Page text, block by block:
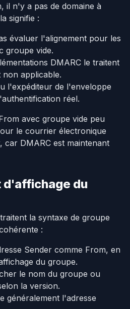
il n'y a pas de domaine à
signifie :
évaluer l'alignement pour les
groupe vide.
DMARC le traitent
applicable.
l'expéditeur de l'enveloppe
réel.
avec groupe vide peu
le courrier électronique
car DMARC est maintenant
d'affichage du
la syntaxe de groupe
:
Sender comme From, en
du groupe.
le nom du groupe ou
la version.
généralement l'adresse